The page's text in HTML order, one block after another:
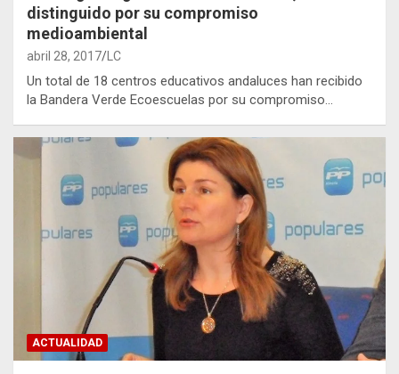
distinguido por su compromiso
medioambiental
abril 28, 2017 LC
Un total de 18 centros educativos andaluces han recibido
la Bandera Verde Ecoescuelas por su compromiso…
ACTUALIDAD